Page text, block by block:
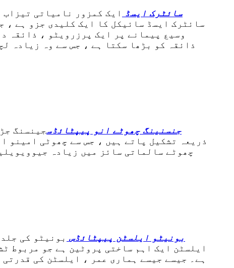
سائٹرک ایسڈ ایک کمزور نامیاتی
سائٹرک ایسڈ سائیکل کا ایک کلیدی جزو ہے ،
وسیع پیمانے پر ایک پرزرویٹو ، ذائقہ
ذائقہ کو بڑھا سکتا ہے ، جس سے وہ زیادہ
جنسنینگ چھوٹے انو پیپٹائڈسجینسنگ
ذریعہ تشکیل پاتے ہیں ، جس سے چھوٹی امینو
چھوٹے سالماتی سائز میں زیادہ
بونیٹو ایلسٹن پیپٹائڈس بونیٹو کی
ایلسٹن ایک اہم ساختی پروٹین ہے جو مربوط
ہے۔ جیسے جیسے ہماری عمر ، ایلسٹن کی